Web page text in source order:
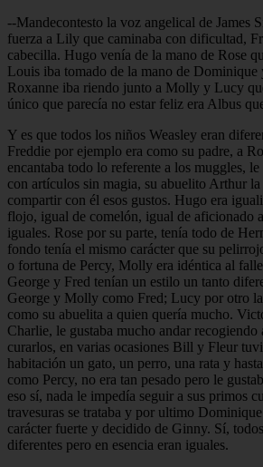
--Mandecontesto la voz angelical de James
fuerza a Lily que caminaba con dificultad,
cabecilla. Hugo venía de la mano de Rose
Louis iba tomado de la mano de Dominique
Roxanne iba riendo junto a Molly y Lucy
único que parecía no estar feliz era Albus
Y es que todos los niños Weasley eran
Freddie por ejemplo era como su padre, a
encantaba todo lo referente a los muggles,
con artículos sin magia, su abuelito Arthur la
compartir con él esos gustos. Hugo era
flojo, igual de comelón, igual de aficionado
iguales. Rose por su parte, tenía todo de
fondo tenía el mismo carácter que su
o fortuna de Percy, Molly era idéntica al
George y Fred tenían un estilo un tanto
George y Molly como Fred; Lucy por otro
como su abuelita a quien quería mucho.
Charlie, le gustaba mucho andar
curarlos, en varias ocasiones Bill y Fleur
habitación un gato, un perro, una rata y
como Percy, no era tan pesado pero le
eso sí, nada le impedía seguir a sus primos
travesuras se trataba y por ultimo
carácter fuerte y decidido de Ginny. Sí,
diferentes pero en esencia eran iguales.